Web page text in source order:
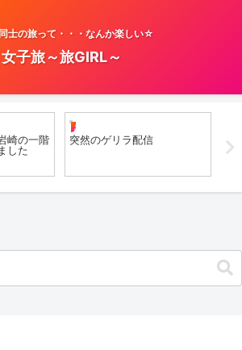
士の旅って・・・なんか楽しい☆
女子旅～旅GIRL～
崎の一階
した
お風呂女子こての
突然のゲリラ配信
【
で